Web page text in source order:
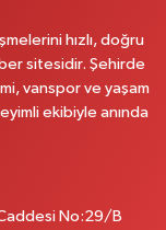
hızlı, doğru
sitesidir. Şehirde
vanspor ve yaşam
ekibiyle anında
No:29/B